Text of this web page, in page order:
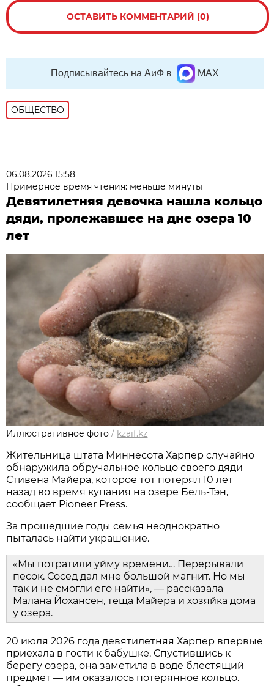
ОСТАВИТЬ КОММЕНТАРИЙ (0)
Подписывайтесь на АиФ в MAX
ОБЩЕСТВО
06.08.2026 15:58
Примерное время чтения: меньше минуты
Девятилетняя девочка нашла кольцо
дяди, пролежавшее на дне озера 10
лет
Иллюстративное фото / kzaif.kz
Жительница штата Миннесота Харпер случайно
обнаружила обручальное кольцо своего дяди
Стивена Майера, которое тот потерял 10 лет
назад во время купания на озере Бель-Тэн,
сообщает Pioneer Press.
За прошедшие годы семья неоднократно
пыталась найти украшение.
«Мы потратили уйму времени… Перерывали
песок. Сосед дал мне большой магнит. Но мы
так и не смогли его найти», — рассказала
Малана Йохансен, теща Майера и хозяйка дома
у озера.
20 июля 2026 года девятилетняя Харпер впервые
приехала в гости к бабушке. Спустившись к
берегу озера, она заметила в воде блестящий
предмет — им оказалось потерянное кольцо.